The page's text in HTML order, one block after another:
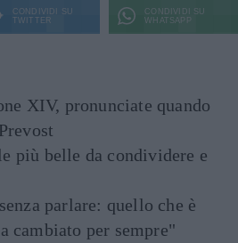
CONDIVIDI SU
TWITTER
CONDIVIDI SU
WHATSAPP
XIV, pronunciate quando
più belle da condividere e
parlare: quello che è
cambiato per sempre"